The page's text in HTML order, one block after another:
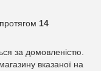
14
за домовленістю.
вказаної на